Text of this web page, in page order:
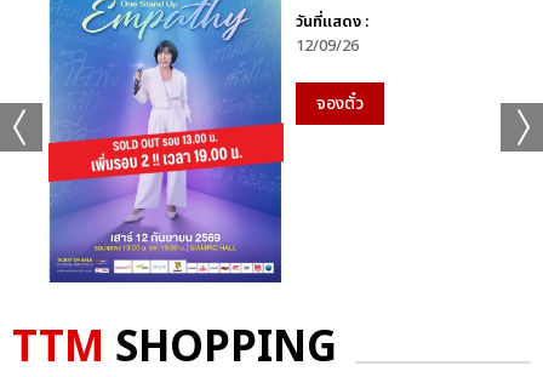
วันที่แสดง :
12/09/26
จองตั๋ว
TTM SHOPPING